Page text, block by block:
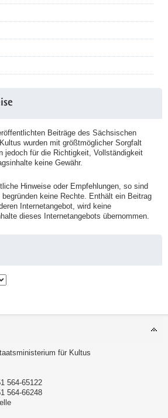
Beiträge des Sächsischen
wurden mit größtmöglicher Sorgfalt
jedoch für die Richtigkeit, Vollständigkeit
keine Gewähr.
Hinweise oder Empfehlungen, so sind
keine Rechte. Enthält ein Beitrag
Internetangebot, wird keine
dieses Internetangebots übernommen.
für Kultus
564-65122
564-66248